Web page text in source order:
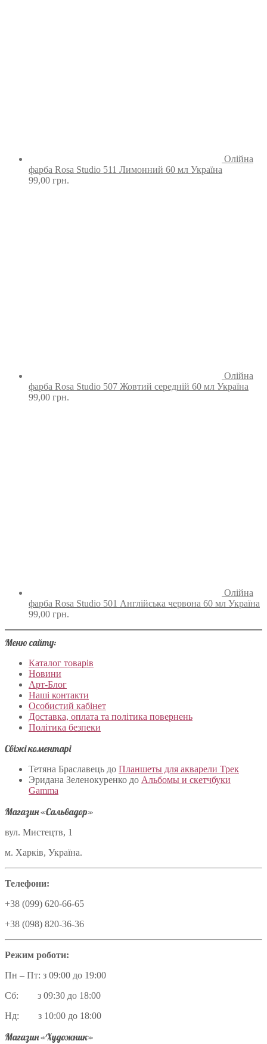
Олійна
фарба Rosa Studio 511 Лимонний 60 мл Україна
99,00 грн.
Олійна
фарба Rosa Studio 507 Жовтий середній 60 мл Україна
99,00 грн.
Олійна
фарба Rosa Studio 501 Англійська червона 60 мл Україна
99,00 грн.
Меню сайту:
Каталог товарів
Новини
Арт-Блог
Наші контакти
Особистий кабінет
Доставка, оплата та політика повернень
Політика безпеки
Свіжі коментарі
Тетяна Браславець до Планшеты для акварели Трек
Эридана Зеленокуренко до Альбомы и скетчбуки
Gamma
Магазин «Сальвадор»
вул. Мистецтв, 1
м. Харків, Україна.
Телефони:
+38 (099) 620-66-65
+38 (098) 820-36-36
Режим роботи:
Пн – Пт: з 09:00 до 19:00
Сб: з 09:30 до 18:00
Нд: з 10:00 до 18:00
Магазин «Художник»